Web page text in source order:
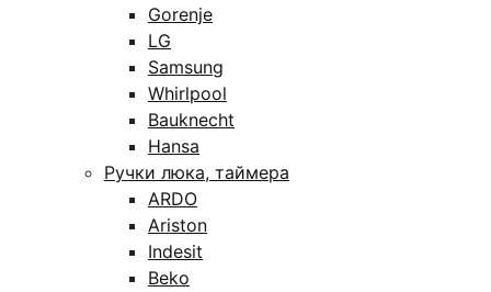
Gorenje
LG
Samsung
Whirlpool
Bauknecht
Hansa
Ручки люка, таймера
ARDO
Ariston
Indesit
Beko